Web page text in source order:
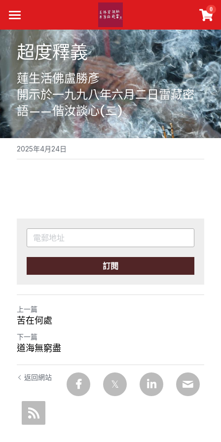
0
主頁
真佛報下載
最新活動
精選文章
關於我們
聯絡我們
超度釋義
蓮生活佛盧勝彥
開示於一九九八年六月二日雷藏密
語——偕汝談心(二)
2025年4月24日
訂閱
上一篇
苦在何處
下一篇
道海無窮盡
返回網站
×
商品分類
所有商品分類